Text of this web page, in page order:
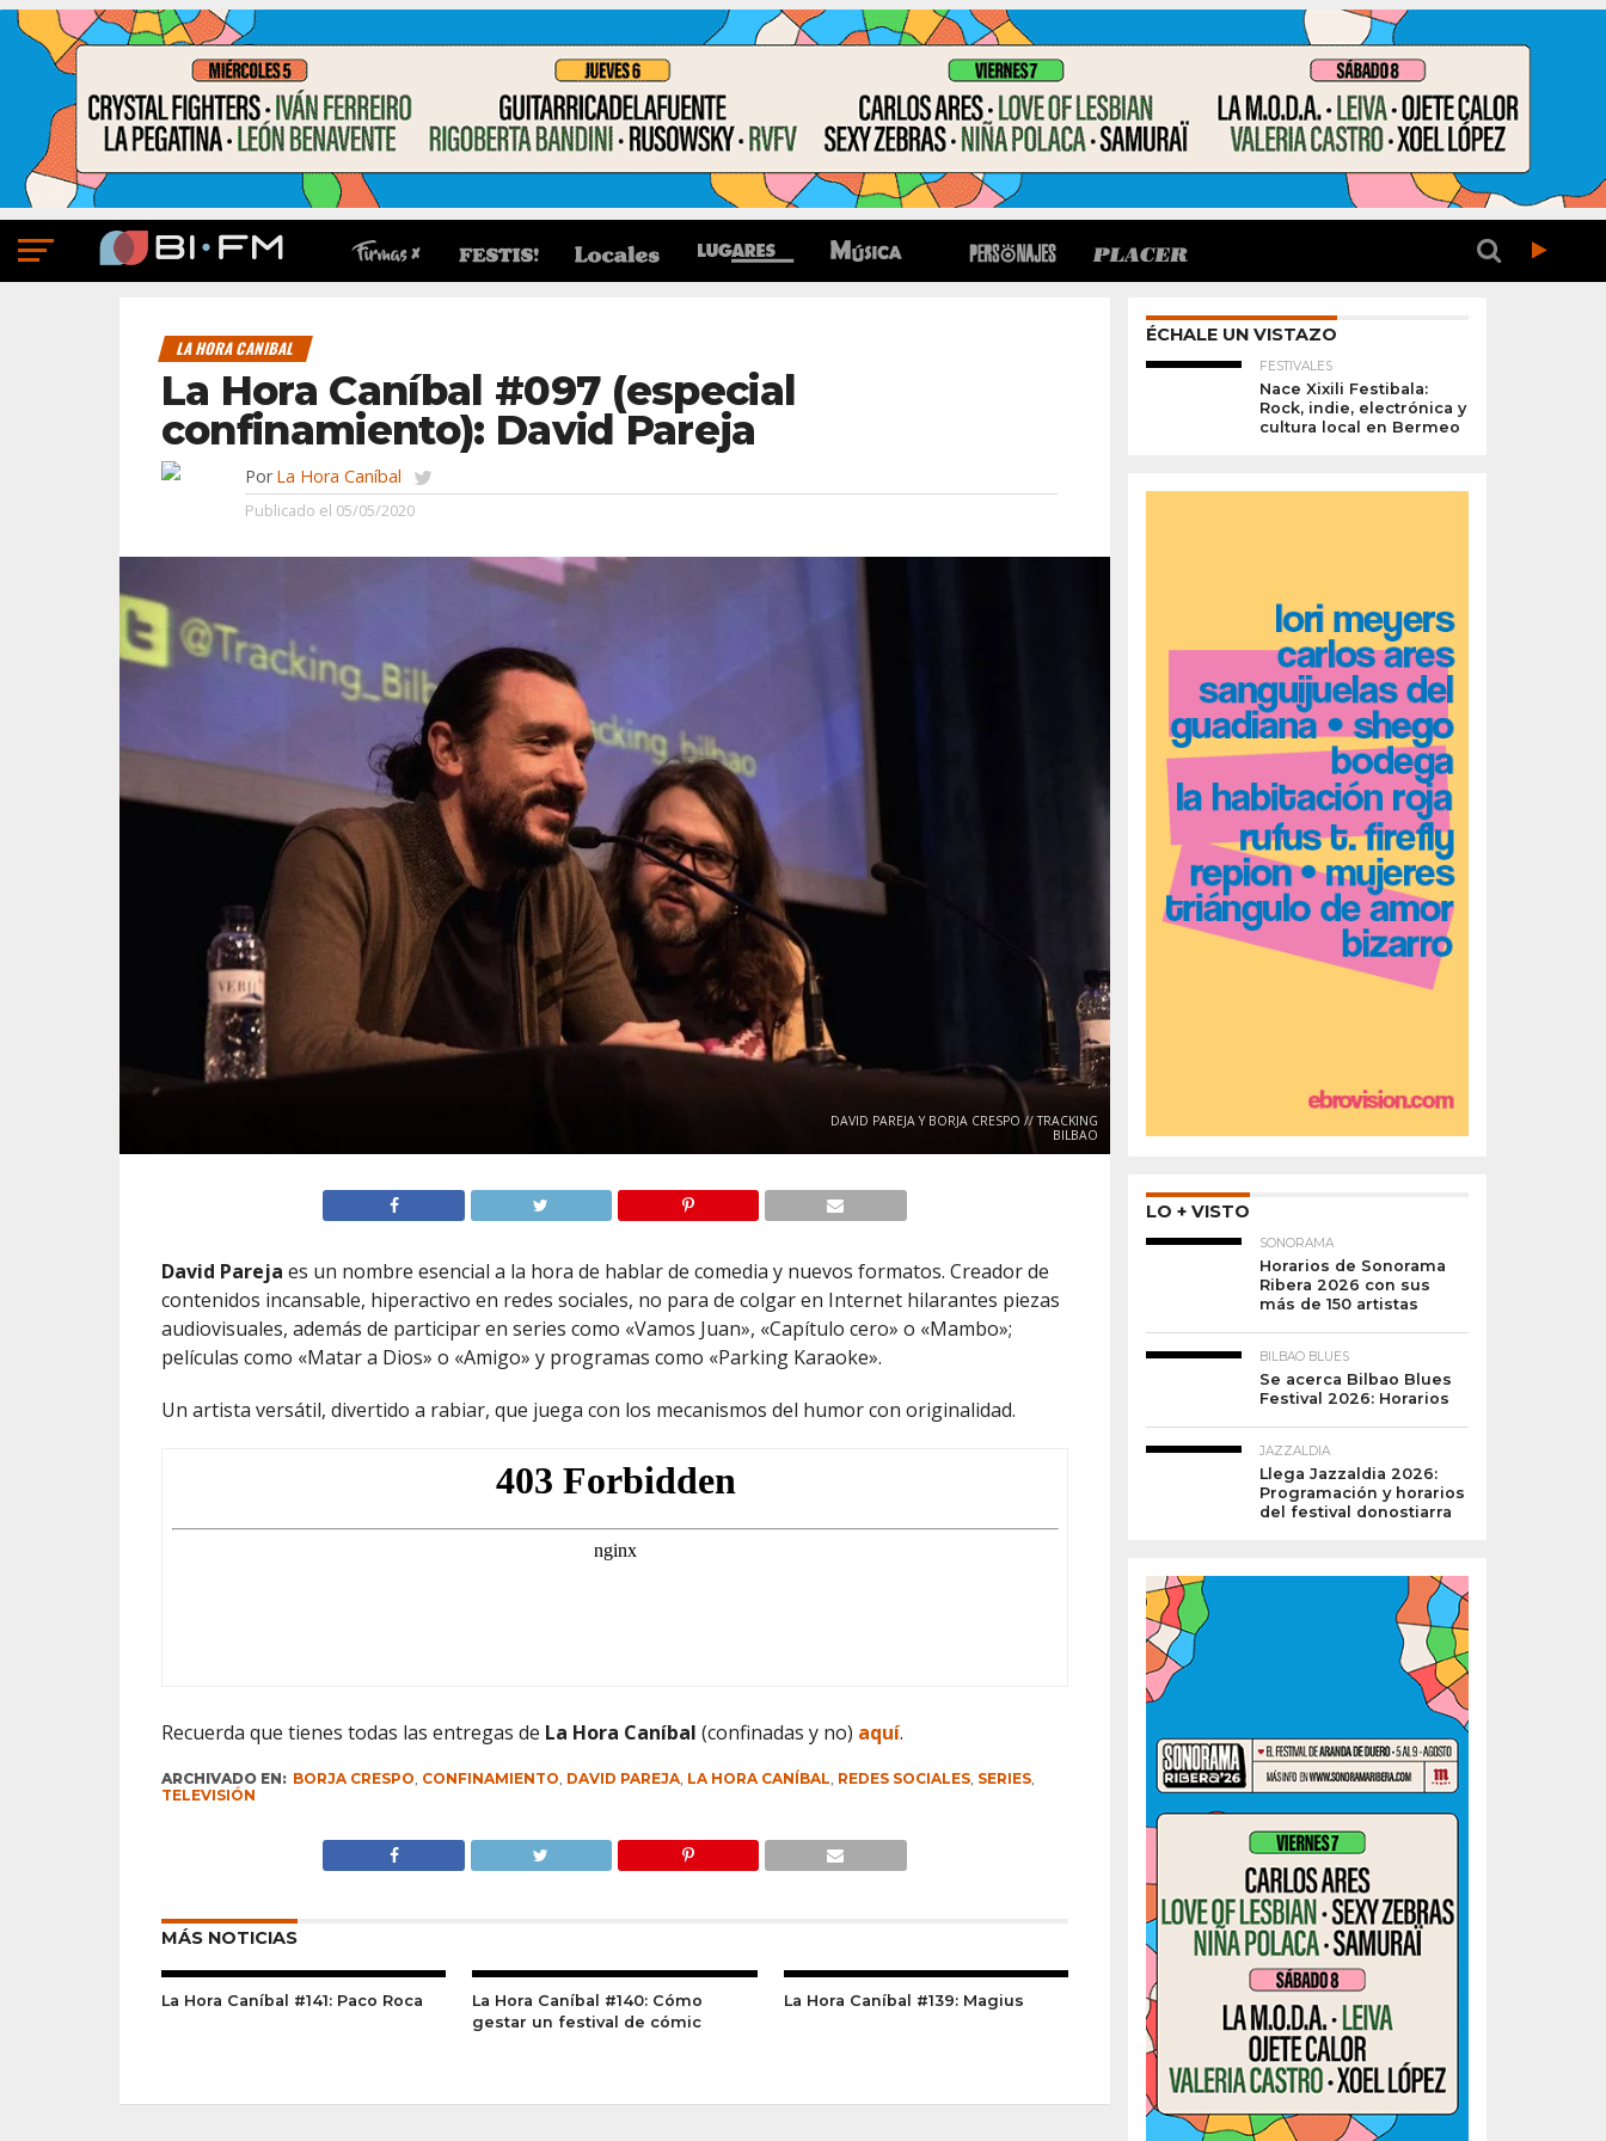
LA HORA CANIBAL
La Hora Caníbal #097 (especial
confinamiento): David Pareja
Por La Hora Caníbal
Publicado el 05/05/2020
DAVID PAREJA Y BORJA CRESPO // TRACKING
BILBAO
David Pareja es un nombre esencial a la hora de hablar de comedia y nuevos formatos. Creador de
contenidos incansable, hiperactivo en redes sociales, no para de colgar en Internet hilarantes piezas
audiovisuales, además de participar en series como «Vamos Juan», «Capítulo cero» o «Mambo»;
películas como «Matar a Dios» o «Amigo» y programas como «Parking Karaoke».
Un artista versátil, divertido a rabiar, que juega con los mecanismos del humor con originalidad.
Recuerda que tienes todas las entregas de La Hora Caníbal (confinadas y no) aquí.
ARCHIVADO EN: BORJA CRESPO, CONFINAMIENTO, DAVID PAREJA, LA HORA CANÍBAL, REDES SOCIALES, SERIES,
TELEVISIÓN
MÁS NOTICIAS
La Hora Caníbal #141: Paco Roca
La Hora Caníbal #140: Cómo
gestar un festival de cómic
La Hora Caníbal #139: Magius
ÉCHALE UN VISTAZO
FESTIVALES
Nace Xixili Festibala:
Rock, indie, electrónica y
cultura local en Bermeo
LO + VISTO
SONORAMA
Horarios de Sonorama
Ribera 2026 con sus
más de 150 artistas
BILBAO BLUES
Se acerca Bilbao Blues
Festival 2026: Horarios
JAZZALDIA
Llega Jazzaldia 2026:
Programación y horarios
del festival donostiarra